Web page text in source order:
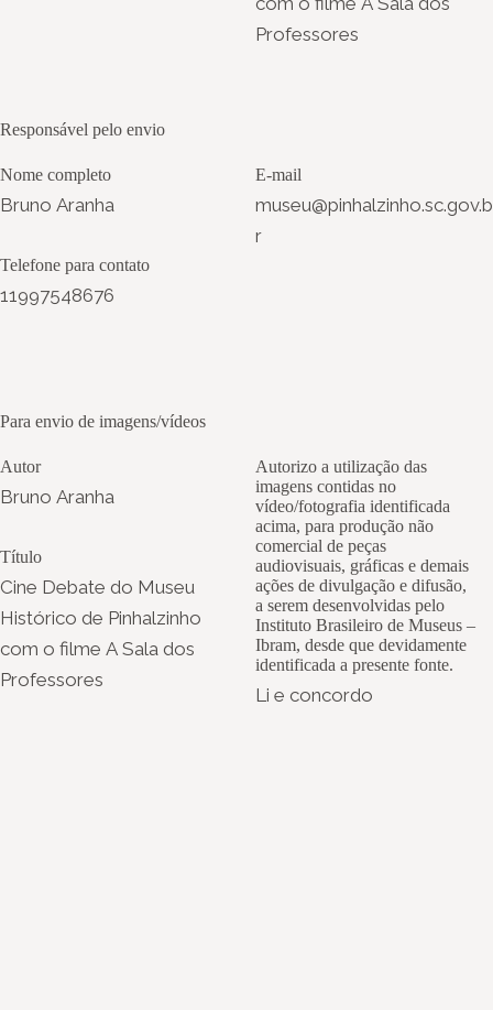
Professores
Responsável pelo envio
Nome completo
Bruno Aranha
Telefone para contato
11997548676
E-mail
museu@pinhalzinho.sc.gov.b
r
Para envio de imagens/vídeos
Autor
Bruno Aranha
Título
Cine Debate do Museu
Histórico de Pinhalzinho
com o filme A Sala dos
Professores
Autorizo a utilização das
imagens contidas no
vídeo/fotografia identificada
acima, para produção não
comercial de peças
audiovisuais, gráficas e demais
ações de divulgação e difusão,
a serem desenvolvidas pelo
Instituto Brasileiro de Museus –
Ibram, desde que devidamente
identificada a presente fonte.
Li e concordo